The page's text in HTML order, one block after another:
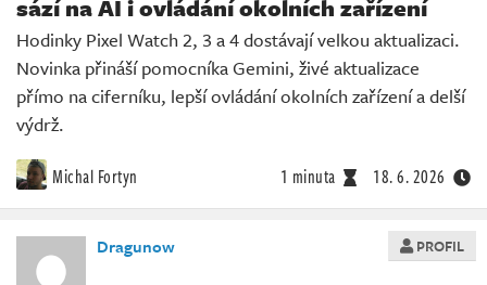
sází na AI i ovládání okolních zařízení
Hodinky Pixel Watch 2, 3 a 4 dostávají velkou aktualizaci.
Novinka přináší pomocníka Gemini, živé aktualizace
přímo na ciferníku, lepší ovládání okolních zařízení a delší
výdrž.
Michal Fortyn 1 minuta 18. 6. 2026
Dragunow PROFIL